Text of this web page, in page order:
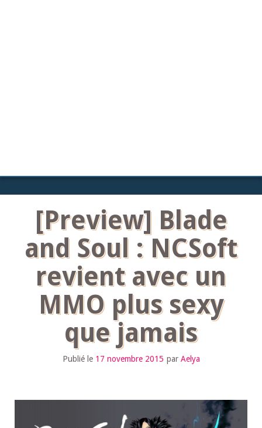
[Preview] Blade
and Soul : NCSoft
revient avec un
MMO plus sexy
que jamais
Publié le 17 novembre 2015 par Aelya